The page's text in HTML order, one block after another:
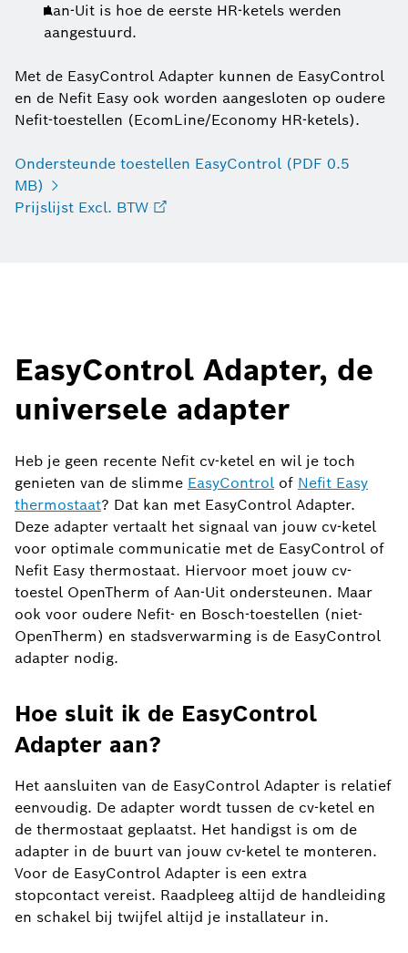
Aan-Uit is hoe de eerste HR-ketels werden
aangestuurd.
Met de EasyControl Adapter kunnen de EasyControl
en de Nefit Easy ook worden aangesloten op oudere
Nefit-toestellen (EcomLine/Economy HR-ketels).
Ondersteunde toestellen EasyControl (PDF 0.5
MB)
Prijslijst Excl. BTW
EasyControl Adapter, de
universele adapter
Heb je geen recente Nefit cv-ketel en wil je toch
genieten van de slimme EasyControl of Nefit Easy
thermostaat? Dat kan met EasyControl Adapter.
Deze adapter vertaalt het signaal van jouw cv-ketel
voor optimale communicatie met de EasyControl of
Nefit Easy thermostaat. Hiervoor moet jouw cv-
toestel OpenTherm of Aan-Uit ondersteunen. Maar
ook voor oudere Nefit- en Bosch-toestellen (niet-
OpenTherm) en stadsverwarming is de EasyControl
adapter nodig.
Hoe sluit ik de EasyControl
Adapter aan?
Het aansluiten van de EasyControl Adapter is relatief
eenvoudig. De adapter wordt tussen de cv-ketel en
de thermostaat geplaatst. Het handigst is om de
adapter in de buurt van jouw cv-ketel te monteren.
Voor de EasyControl Adapter is een extra
stopcontact vereist. Raadpleeg altijd de handleiding
en schakel bij twijfel altijd je installateur in.